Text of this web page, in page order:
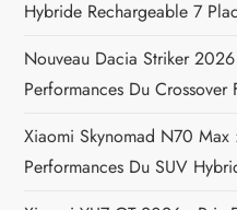
l
’
a
r
Hybride Rechargeable 7
Nouveau Dacia Striker
Performances Du
Xiaomi Skynomad N70 Max
Performances Du SUV